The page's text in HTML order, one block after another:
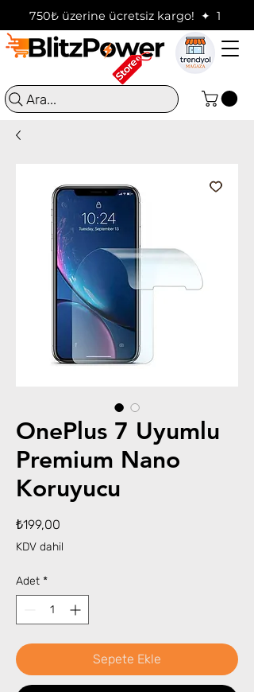
750₺ üzerine ücretsiz kargo!  ✦
Ara...
OnePlus 7 Uyumlu
Premium Nano
Koruyucu
₺199,00
KDV dahil
Adet *
Sepete Ekle